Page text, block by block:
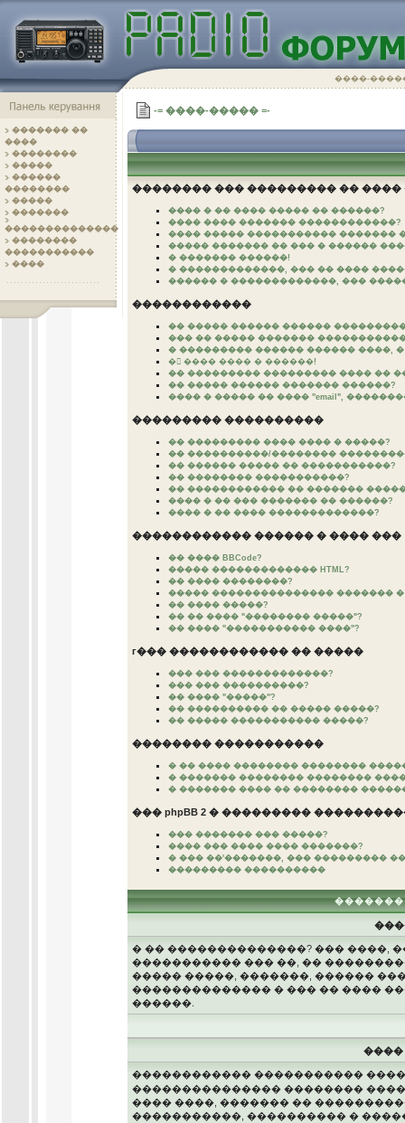
����-
������� ��
����
��������
�����
������
��������
�����
�������
��������������
��������
�����������
����
-= ����-����� =-
�������� ��� ��������� �� ����
���� � �� ���� ����� �� ������?
���� ���� ������� ������������?
���� ����� ����������� �������
����� ������� �� ��� � ������
� ������� ������!
� �������������, ��� �� ����
������ � �������������, ���
������������
�� ����� ������ ������
��� �� ����� �������
� ��������� ������ ������ ����,
� ���� ���� � ������!
�� ��������� ��������� ���� ��
�� ����� ������ ������� ������?
���� � ����� �� ���� "email",
��������� ����������
�� ��������� ���� ���� � �����?
�� ����������/��������
�� ������ ����� �� �����������?
�� �������� �����������?
�� ������������ �� �������
���� � �� ��� ������� �� ������?
���� � �� ���� �������������?
������������ ������ � ���� ���
�� ���� BBCode?
����� ������������� HTML?
�� ���� ��������?
����� ��������������� �������
�� ���� �����?
�� �� ���� "�������� �����"?
�� ���� "����������� ����"?
г��� ������������ �� �����
��� ��� �������������?
��� ��� ����������?
�� ���� "�����"?
�� ���������� �� ����� �����?
�� ����� ����������� �����?
�������� �����������
� �� ���� �������� ��������
� ������� �������� ��������
� ������� ���� �� ��������
��� phpBB 2 � ���������
��� ������� ��� �����?
���� ��� ���� ���� �������?
� ��� ��'�������, ��� ���������
��������� ����������
� �� ��������������? ��� ����,
����������� ��� ��, ��
����� �����, �������, ������
�������������� � ��� �� ����
������.
����
������������ �����������
��������������� ��������
���� ����, ������� ��
�����������, ���������� �